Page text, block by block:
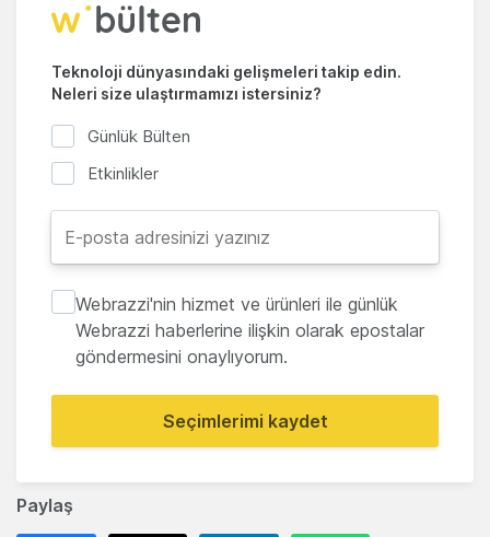
Paylaş
Teknoloji dünyasındaki gelişmeleri takip edin.
Neleri size ulaştırmamızı istersiniz?
Günlük Bülten
Etkinlikler
Webrazzi'nin hizmet ve ürünleri ile günlük
Webrazzi haberlerine ilişkin olarak epostalar
göndermesini onaylıyorum.
Seçimlerimi kaydet